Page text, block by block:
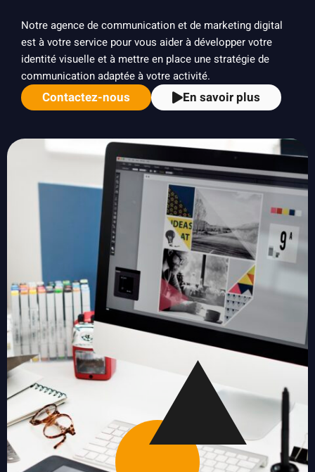
Notre agence de communication et de marketing digital
est à votre service pour vous aider à développer votre
identité visuelle et à mettre en place une stratégie de
communication adaptée à votre activité.
Contactez-nous En savoir plus